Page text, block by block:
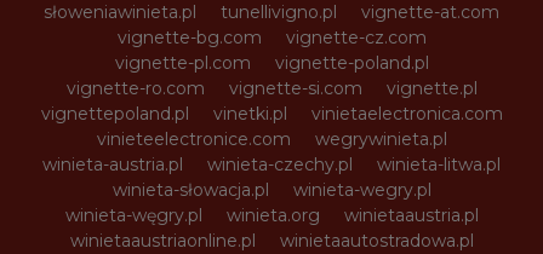
słoweniawinieta.pl
tunellivigno.pl
vignette-at.com
vignette-bg.com
vignette-cz.com
vignette-pl.com
vignette-poland.pl
vignette-ro.com
vignette-si.com
vignette.pl
vignettepoland.pl
vinetki.pl
vinietaelectronica.com
vinieteelectronice.com
wegrywinieta.pl
winieta-austria.pl
winieta-czechy.pl
winieta-litwa.pl
winieta-słowacja.pl
winieta-wegry.pl
winieta-węgry.pl
winieta.org
winietaaustria.pl
winietaaustriaonline.pl
winietaautostradowa.pl